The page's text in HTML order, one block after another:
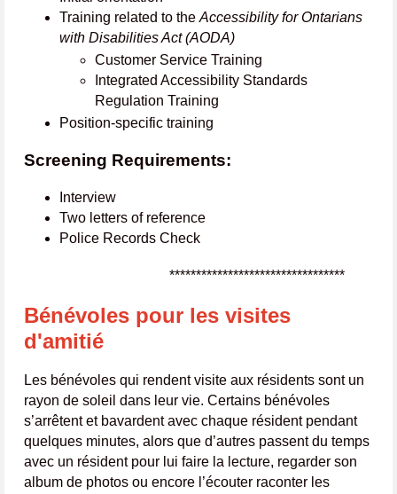
Training related to the Accessibility for Ontarians
with Disabilities Act (AODA)
Customer Service Training
Integrated Accessibility Standards
Regulation Training
Position-specific training
Screening Requirements:
Interview
Two letters of reference
Police Records Check
*********************************
Bénévoles pour les visites
d'amitié
Les bénévoles qui rendent visite aux résidents sont un
rayon de soleil dans leur vie. Certains bénévoles
s’arrêtent et bavardent avec chaque résident pendant
quelques minutes, alors que d’autres passent du temps
avec un résident pour lui faire la lecture, regarder son
album de photos ou encore l’écouter raconter les